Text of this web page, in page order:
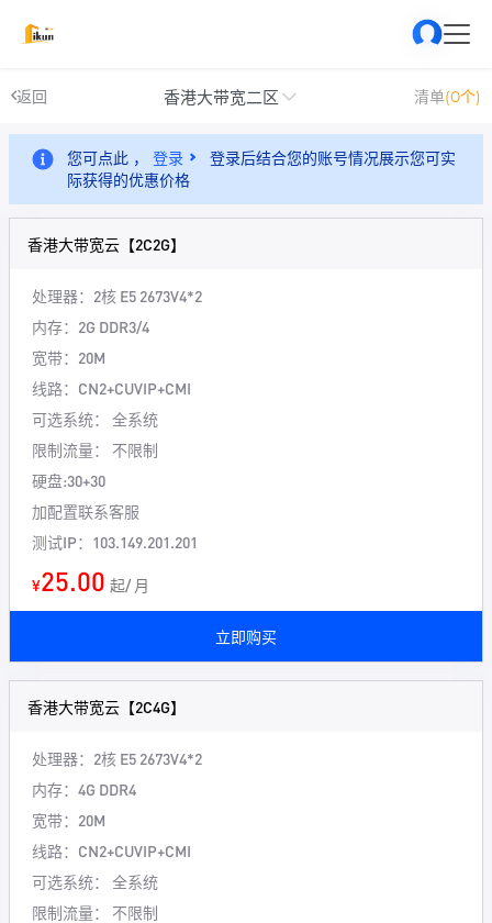
返回 香港大带宽二区 清单(0个)
您可点此 ， 登录
登录后结合您的账号情况展示您可实
际获得的优惠价格
香港大带宽云【2C2G】
处理器：2核 E5 2673V4*2
内存：2G DDR3/4
宽带：20M
线路：CN2+CUVIP+CMI
可选系统： 全系统
限制流量： 不限制
硬盘:30+30
加配置联系客服
测试IP：103.149.201.201
¥25.00 起/ 月
立即购买
香港大带宽云【2C4G】
处理器：2核 E5 2673V4*2
内存：4G DDR4
宽带：20M
线路：CN2+CUVIP+CMI
可选系统： 全系统
限制流量： 不限制